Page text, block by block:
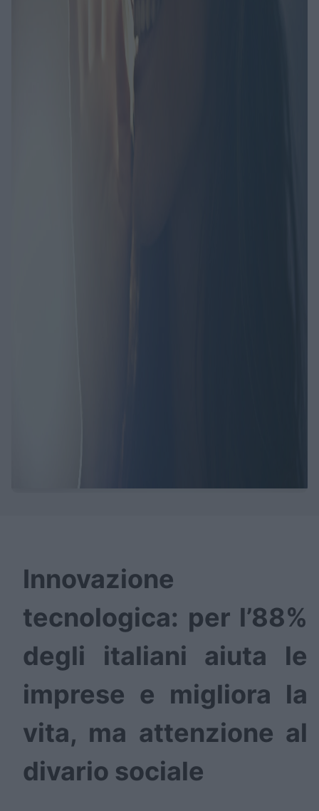
Innovazione
tecnologica: per l’88%
degli italiani aiuta le
imprese e migliora la
vita, ma attenzione al
divario sociale